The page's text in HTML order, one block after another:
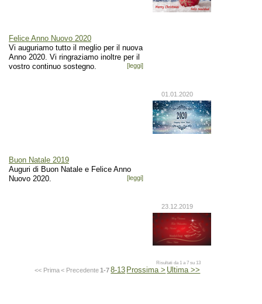
Felice Anno Nuovo 2020
Vi auguriamo tutto il meglio per il nuova
Anno 2020. Vi ringraziamo inoltre per il
vostro continuo sostegno.
[leggi]
01.01.2020
Buon Natale 2019
Auguri di Buon Natale e Felice Anno
Nuovo 2020.
[leggi]
23.12.2019
Risultati da 1 a 7 su 13
<< Prima< Precedente1-78-13 Prossima > Ultima >>